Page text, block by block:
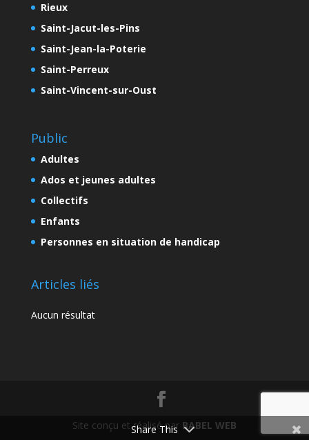
Rieux
Saint-Jacut-les-Pins
Saint-Jean-la-Poterie
Saint-Perreux
Saint-Vincent-sur-Oust
Public
Adultes
Ados et jeunes adultes
Collectifs
Enfants
Personnes en situation de handicap
Articles liés
Aucun résultat
Site conçu et réalisé par BABEL WEB
Share This